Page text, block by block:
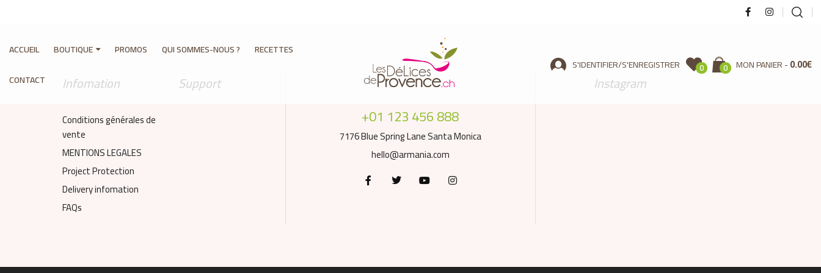
ACCUEIL BOUTIQUE PROMOS QUI SOMMES-NOUS ?
RECETTES
CONTACT
S'IDENTIFIER/S'ENREGISTRER 0 0 MON PANIER 0.00€
Infomation
Conditions générales de
vente
MENTIONS LEGALES
Project Protection
Delivery infomation
FAQs
Support
+01 123 456 888
7176 Blue Spring Lane Santa Monica
hello@armania.com
Instagram